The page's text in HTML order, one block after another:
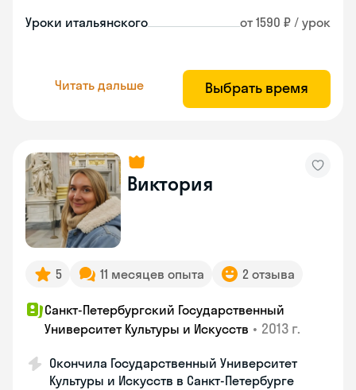
Уроки итальянского от 1590 ₽ / урок
Читать дальше Выбрать время
Виктория
5 11 месяцев опыта 2 отзыва
Санкт-Петербургский Государственный
Университет Культуры и Искусств • 2013 г.
Окончила Государственный Университет
Культуры и Искусств в Санкт-Петербурге